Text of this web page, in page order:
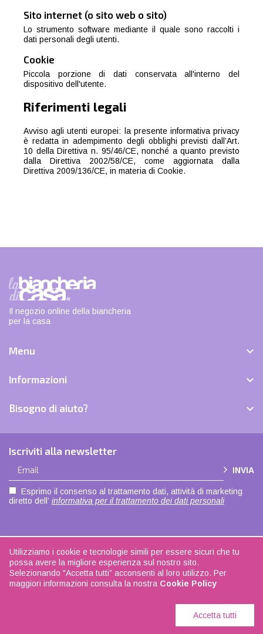
Sito internet (o sito web o sito)
Lo strumento software mediante il quale sono raccolti i
dati personali degli utenti.
Cookie
Piccola porzione di dati conservata all'interno del
dispositivo dell'utente.
Riferimenti legali
Avviso agli utenti europei: la presente informativa privacy
è redatta in adempimento degli obblighi previsti dall’Art.
10 della Direttiva n. 95/46/CE, nonché a quanto previsto
dalla Direttiva 2002/58/CE, come aggiornata dalla
Direttiva 2009/136/CE, in materia di Cookie.
Il negozio online della biancheria
per la casa
Menu 
Informazioni 
Bisogno di aiuto? 
Iscriviti alla newsletter
INVIA
Esprimo il consenso al trattamento dati, attività di marketing
diretto dell’ informativa per il trattamento dei dati personali
Utilizziamo i cookie e tecnologie simili per essere sicuri che tu
possa avere la migliore esperienza sul nostro sito.
Selezionando "Accetta tutti” acconsenti al loro utilizzo. Per
maggiori informazioni consulta la nostra Cookie Policy
Accetta tutti
Copyright © 2021 | Privacy policy|Cookie policy| Made with love byADOK
Seguici suFacebook| La biancheria di casa - P.IVA 04108350168